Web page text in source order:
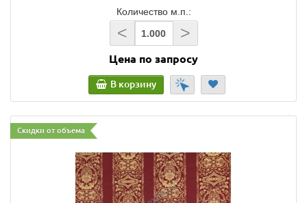
Количество м.п.:
< >
Цена по запросу
В корзину
Скидки от объема